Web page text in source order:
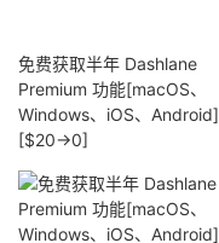
免费获取半年 Dashlane
Premium 功能[macOS、
Windows、iOS、Android]
[$20→0]